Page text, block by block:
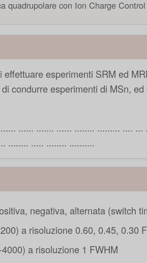
quadrupolare con Ion Charge
esperimenti SRM ed
condurre esperimenti di MSn,
...... ....... ...... ........ ......... ....
........ ..... ........ ..........
negativa, alternata (switch
a risoluzione 0.60, 0.45, 0.30
a risoluzione 1 FWHM